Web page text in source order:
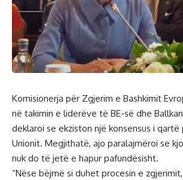
Komisionerja për Zgjerim e Bashkimit
në takimin e liderëve të BE-së dhe
deklaroi se ekziston një konsensus i qartë
Unionit. Megjithatë, ajo paralajmëroi se
nuk do të jetë e hapur pafundësisht.
“Nëse bëjmë si duhet procesin e